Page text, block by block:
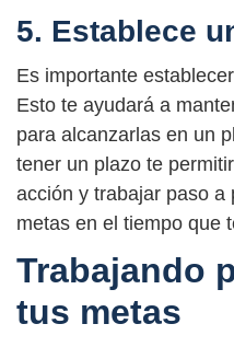
5. Establece
Es importante
Esto te ayudará a
para alcanzarlas en un
tener un plazo te
acción y trabajar paso a
metas en el tiempo que
Trabajando
tus metas